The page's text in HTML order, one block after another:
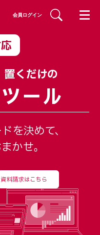
会員ログイン
くだけの
ール
を決めて、
かせ。
資料請求はこちら